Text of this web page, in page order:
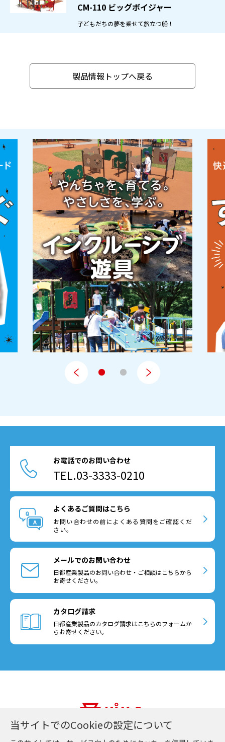
当サイトでのCookieの設定について
CM-110 ビッグボイジャー
子どもだちの夢を乗せて旅立つ船！
製品情報トップへ戻る
お電話でのお問い合わせ
TEL.03-3333-0210
よくあるご質問はこちら
お問い合わせの前によくある質問をご確認くだ
さい。
メールでのお問い合わせ
日都産業製品のお問い合わせ・ご相談はこちらから
お寄せください。
カタログ請求
日都産業製品のカタログ請求はこちらのフォームか
らお寄せください。
日都産業株式会社